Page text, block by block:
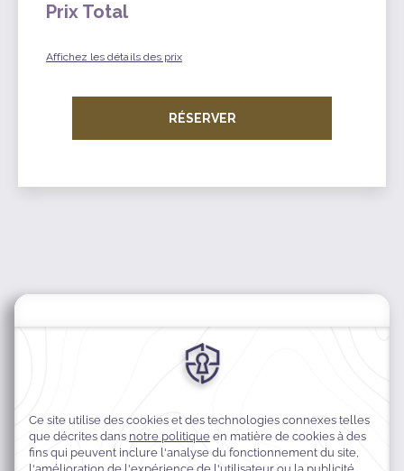
Prix Total
Affichez les détails des prix
RÉSERVER